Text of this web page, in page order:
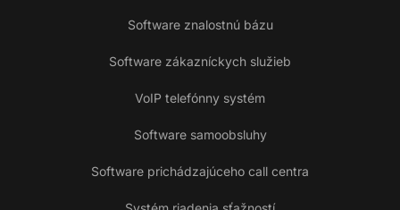
Software znalostnú bázu
Software zákazníckych služieb
VoIP telefónny systém
Software samoobsluhy
Software prichádzajúceho call centra